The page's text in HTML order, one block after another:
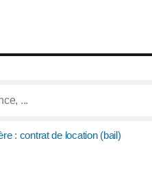
: contrat de location (bail)